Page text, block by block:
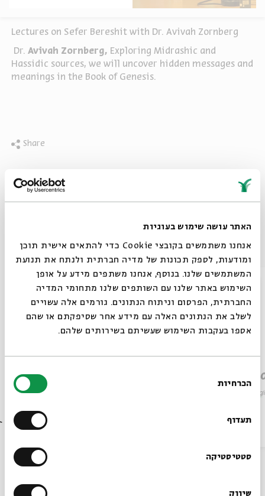
האתר עושה שימוש בעוגיות
אנחנו משתמשים בקובצי Cookie כדי להתאים אישית תוכן
ומודעות, לספק תכונות של מדיה חברתית ולנתח את תנועת
המשתמשים שלנו. בנוסף, אנחנו משתפים מידע על אופן
השימוש באתר שלנו עם השותפים שלנו מתחומי המדיה
החברתית, הפרסום וניתוח הנתונים. גורמים אלה עשויים
לשלב את הנתונים האלה עם מידע אחר שסיפקתם או שהם
אספו בעקבות השימוש שעשיתם בשירותים שלהם.
הסכמה
הכרחיות
תעדוף
סטטיסטיקה
שיווק
Lectures on Sefer Bereshit with Dr. Avivah Zornberg
Dr. Avivah Zornberg, Exploring Midrashic and
Hassidic sources, we will uncover hidden messages and
meanings in the Book of Genesis.
Share
tags: Dr. Avivah Zornberg
Other episodes in the series
The Pit and the Rope: Joseph
and Judah
Video
The
סגור
BEIT AVI CHAI’s programs!
Sign up for our newsletter!